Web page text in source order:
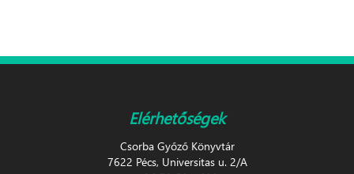
Elérhetőségek
Csorba Győző Könyvtár
7622 Pécs, Universitas u. 2/A